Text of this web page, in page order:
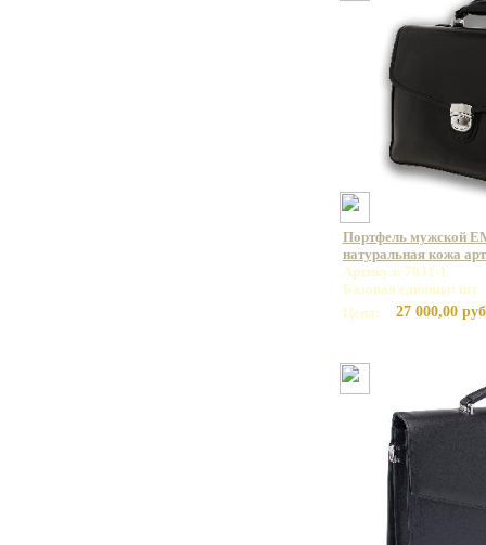
Портфель мужской
натуральная кожа
Артикул: 7031-1
Базовая единица: шт
Цена:
27 000,00